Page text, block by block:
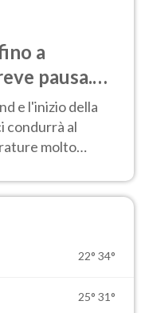
a
pausa.
e l'inizio della
condurrà al
molto
22° 34°
25° 31°